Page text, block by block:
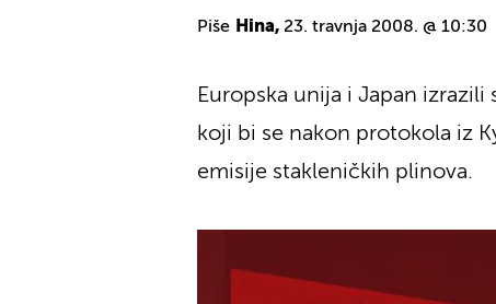
Piše Hina, 23. travnja 2008. @ 10:30
Europska unija i Japan
koji bi se nakon protokola iz
emisije stakleničkih plinova.